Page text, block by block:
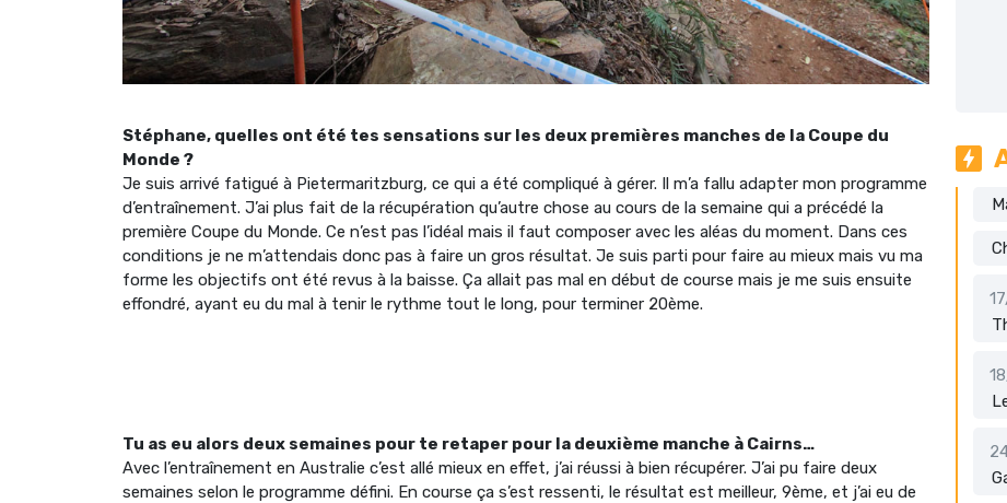
Stéphane, quelles ont été tes sensations sur les deux premières manches de la Coupe du
Monde ?
Je suis arrivé fatigué à Pietermaritzburg, ce qui a été compliqué à gérer. Il m’a fallu adapter mon programme
d’entraînement. J’ai plus fait de la récupération qu’autre chose au cours de la semaine qui a précédé la
première Coupe du Monde. Ce n’est pas l’idéal mais il faut composer avec les aléas du moment. Dans ces
conditions je ne m’attendais donc pas à faire un gros résultat. Je suis parti pour faire au mieux mais vu ma
forme les objectifs ont été revus à la baisse. Ça allait pas mal en début de course mais je me suis ensuite
effondré, ayant eu du mal à tenir le rythme tout le long, pour terminer 20ème.
Tu as eu alors deux semaines pour te retaper pour la deuxième manche à Cairns…
Avec l’entraînement en Australie c’est allé mieux en effet, j’ai réussi à bien récupérer. J’ai pu faire deux
semaines selon le programme défini. En course ça s’est ressenti, le résultat est meilleur, 9ème, et j’ai eu de